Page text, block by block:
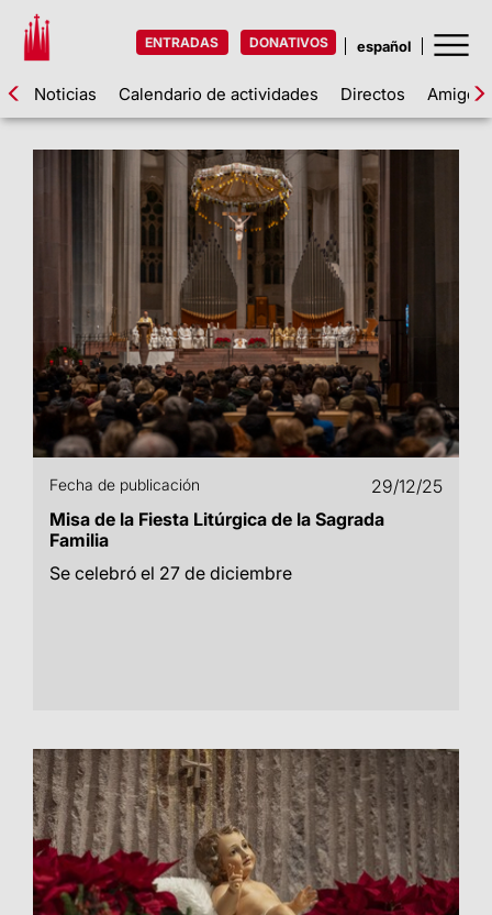
ENTRADAS DONATIVOS
Noticias Calendario de actividades Directos Amigos
Fecha de publicación
29/12/25
Misa de la Fiesta Litúrgica de la Sagrada
Familia
Se celebró el 27 de diciembre